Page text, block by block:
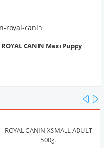
ROYAL CANIN Maxi Puppy
ROYAL CANIN XSMALL ADULT
500g.